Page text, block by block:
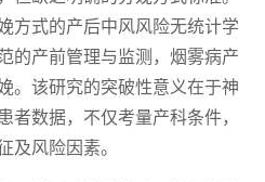
方式的产后中风风险无统计学
的产前管理与监测，烟雾病产
。该研究的突破性意义在于神
者数据，不仅考量产科条件，
及风险因素。